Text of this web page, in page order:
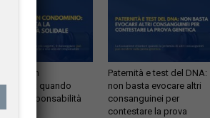
in
quando
la responsabilità
Paternità e test del DNA:
non basta evocare altri
consanguinei per
contestare la prova